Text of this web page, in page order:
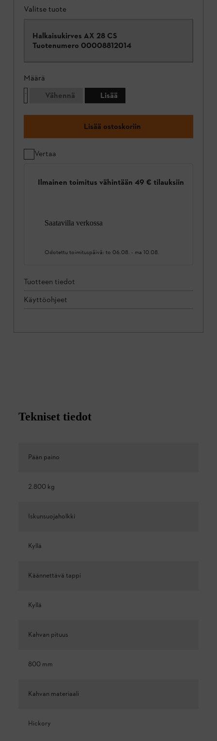
Valitse tuote
Halkaisukirves AX 28 CS
Tuotenumero 00008812014
Määrä
Vähennä
Lisää
Lisää ostoskoriin
Vertaa
Ilmainen toimitus vähintään 49 € tilauksiin
Saatavilla verkossa
Odotettu toimituspäivä: to 06.08. - ma 10.08.
Tuotteen tiedot
Käyttöohjeet
Tekniset tiedot
Pään paino
2.800 kg
Iskunsuojaholkki
Kyllä
Käännettävä tappi
Kyllä
Kahvan pituus
800 mm
Kahvan materiaali
Hickory